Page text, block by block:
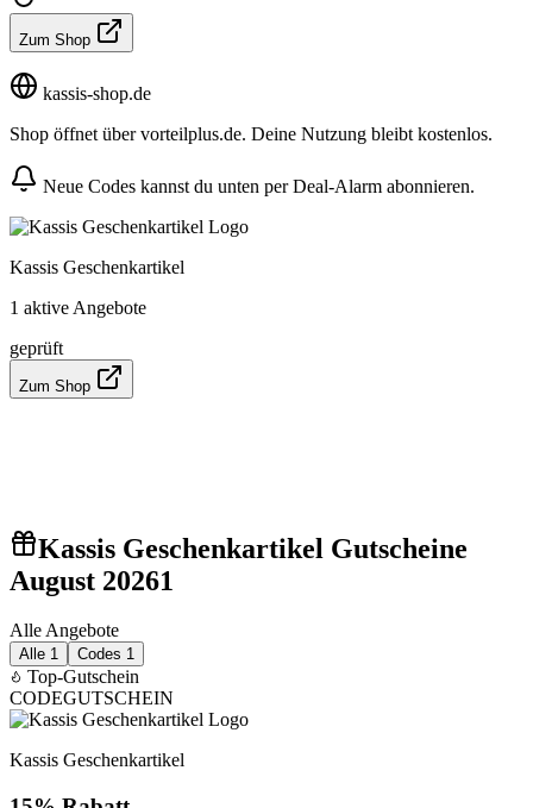
Zum Shop
kassis-shop.de
Shop öffnet über vorteilplus.de. Deine Nutzung bleibt kostenlos.
Neue Codes kannst du unten per Deal-Alarm abonnieren.
Kassis Geschenkartikel
1 aktive Angebote
geprüft
Zum Shop
Kassis Geschenkartikel Gutscheine
August 20261
Alle Angebote
Alle 1 Codes 1
Top-Gutschein
CODEGUTSCHEIN
Kassis Geschenkartikel